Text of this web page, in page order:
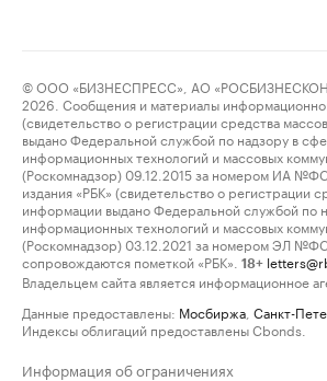
© ООО «БИЗНЕСПРЕСС», АО
2026. Сообщения и материалы
(свидетельство о регистрации средства
выдано Федеральной службой по надзору в
информационных технологий и массовых
(Роскомнадзор) 09.12.2015 за номером ИА
издания «РБК» (свидетельство о регистрации
информации выдано Федеральной службой по
информационных технологий и массовых
(Роскомнадзор) 03.12.2021 за номером ЭЛ
сопровождаются пометкой «РБК».
18+
Владельцем сайта является информационное
Данные предоставлены: Мосбиржа Санкт-
Индексы облигаций предоставлены Cbonds.
Информация об ограничениях